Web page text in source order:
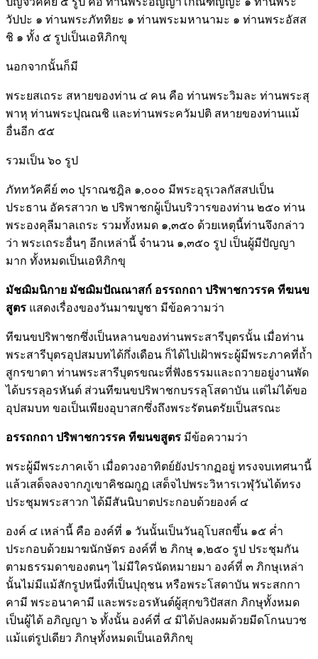
วัปปะ ๑ ท่านพระภัททิยะ ๑ ท่านพระมหานามะ ๑ ท่านพระอัสส
ชิ ๑ ทั้ง ๕ รูปเป็นเอหิภิกขุ
นอกจากนั้นก็มี
พระยสเถระ สหายของท่าน ๔ คน คือ ท่านพระวิมละ ท่านพระสุ
พาหุ ท่านพระปุณณชิ และท่านพระควัมปติ สหายของท่านแม้
อื่นอีก ๕๕
รวมเป็น ๖๐ รูป
ภัททวัคคีย์ ๓๐ ปุราณชฎิล ๑,๐๐๐ มีพระอุรุเวลกัสสปเป็น
ประธาน อัครสาวก ๒ ปริพาชกผู้เป็นบริวารของท่าน ๒๕๐ ท่าน
พระองคุลีมาลเถระ รวมทั้งหมด ๑,๓๕๐ ด้วยเหตุนี้ท่านจึงกล่าว
ว่า พระเถระอื่นๆ อีกเหล่านี้ จำนวน ๑,๓๕๐ รูป เป็นผู้มีปัญญา
มาก ทั้งหมดเป็นเอหิภิกขุ
มัชฌิมนิกาย มัชฌิมปัณณาสก์ อรรถกถา ปริพาชกวรรค ทีฆนข
สูตร แสดงเรื่องของวันมาฆบูชา มีข้อความว่า
ทีฆนขปริพาชกซึ่งเป็นหลานของท่านพระสารีบุตรนั้น เมื่อท่าน
พระสารีบุตรอุปสมบทได้กึ่งเดือน ก็ได้ไปเฝ้าพระผู้มีพระภาคที่ถ้ำ
สูกรขาตา ท่านพระสารีบุตรขณะที่ฟังธรรมและถวายอยู่งานพัด
ได้บรรลุอรหันต์ ส่วนทีฆนขปริพาชกบรรลุโสดาบัน แต่ไม่ได้ขอ
อุปสมบท ขอเป็นเพียงอุบาสกซึ่งถึงพระรัตนตรัยเป็นสรณะ
อรรถกถา ปริพาชกวรรค ทีฆนขสูตร มีข้อความว่า
พระผู้มีพระภาคเจ้า เมื่อดวงอาทิตย์ยังปรากฏอยู่ ทรงจบเทศนานี้
แล้วเสด็จลงจากภูเขาคิชฌกูฏ เสด็จไปพระวิหารเวฬุวันได้ทรง
ประชุมพระสาวก ได้มีสันนิบาตประกอบด้วยองค์ ๔
องค์ ๔ เหล่านี้ คือ องค์ที่ ๑ วันนั้นเป็นวันอุโบสถขึ้น ๑๕ ค่ำ
ประกอบด้วยมาฆนักษัตร องค์ที่ ๒ ภิกษุ ๑,๒๕๐ รูป ประชุมกัน
ตามธรรมดาของตนๆ ไม่มีใครนัดหมายมา องค์ที่ ๓ ภิกษุเหล่า
นั้นไม่มีแม้สักรูปหนึ่งที่เป็นปุถุชน หรือพระโสดาบัน พระสกกา
คามี พระอนาคามี และพระอรหันต์ผู้สุกขวิปัสสก ภิกษุทั้งหมด
เป็นผู้ได้ อภิญญา ๖ ทั้งนั้น องค์ที่ ๔ มิได้ปลงผมด้วยมีดโกนบวช
แม้แต่รูปเดียว ภิกษุทั้งหมดเป็นเอหิภิกขุ